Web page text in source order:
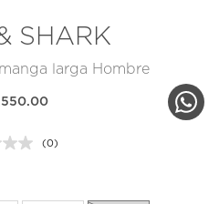
SHARK
larga Hombre
Sin
(0)